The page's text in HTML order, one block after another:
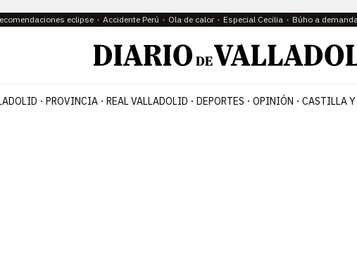
eclipse Accidente Perú Ola de calor Especial Cecilia Búho a
PROVINCIA REAL VALLADOLID DEPORTES OPINIÓN CASTILLA Y